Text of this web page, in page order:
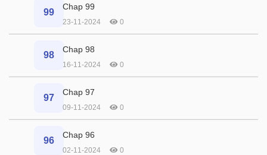
99
Chap 99
23-11-2024 0
98
Chap 98
16-11-2024 0
97
Chap 97
09-11-2024 0
96
Chap 96
02-11-2024 0